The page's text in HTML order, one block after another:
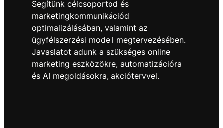
Segítünk célcsoportod és
marketingkommunikációd
optimalizálásában, valamint az
ügyfélszerzési modell megtervezésében.
Javaslatot adunk a szükséges online
marketing eszközökre, automatizációra
és AI megoldásokra, akciótervvel.